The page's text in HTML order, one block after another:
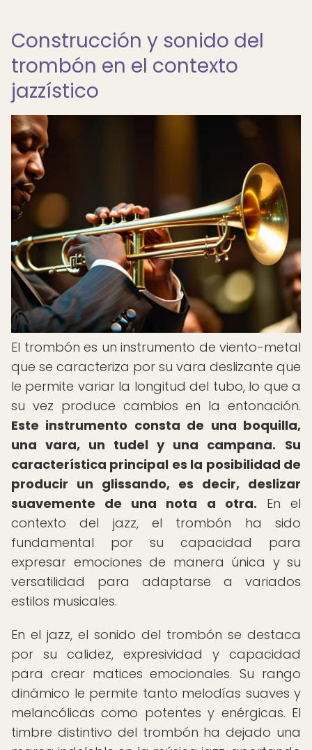
Construcción y sonido del
trombón en el contexto
jazzístico
El trombón es un instrumento de viento-metal
que se caracteriza por su vara deslizante que
le permite variar la longitud del tubo, lo que a
su vez produce cambios en la entonación.
Este instrumento consta de una boquilla,
una vara, un tudel y una campana. Su
característica principal es la posibilidad de
producir un glissando, es decir, deslizar
suavemente de una nota a otra. En el
contexto del jazz, el trombón ha sido
fundamental por su capacidad para
expresar emociones de manera única y su
versatilidad para adaptarse a variados
estilos musicales.
En el jazz, el sonido del trombón se destaca
por su calidez, expresividad y capacidad
para crear matices emocionales. Su rango
dinámico le permite tanto melodías suaves y
melancólicas como potentes y enérgicas. El
timbre distintivo del trombón ha dejado una